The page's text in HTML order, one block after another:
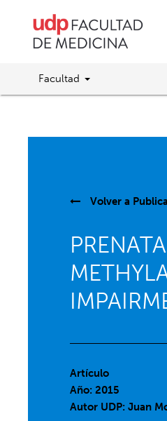
Facultad
Volver a
Artículo
Año: 2015
Autor UDP:Juan